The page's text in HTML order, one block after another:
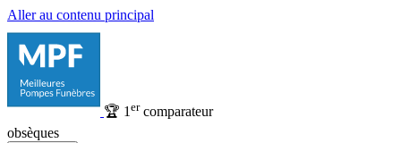
Aller au contenu principal
🏆 1 ercomparateur
obsèques